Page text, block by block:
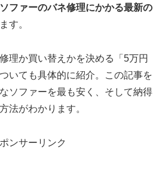
ソファーのバネ修理にかかる最新の
す。
理か買い替えかを決める「5万円
いても具体的に紹介。この記事を
ソファーを最も安く、そして納得
法がわかります。
ンサーリンク